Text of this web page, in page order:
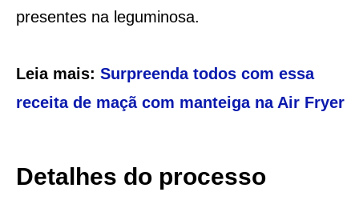
presentes na leguminosa.
Leia mais: Surpreenda todos com essa
receita de maçã com manteiga na Air Fryer
Detalhes do processo